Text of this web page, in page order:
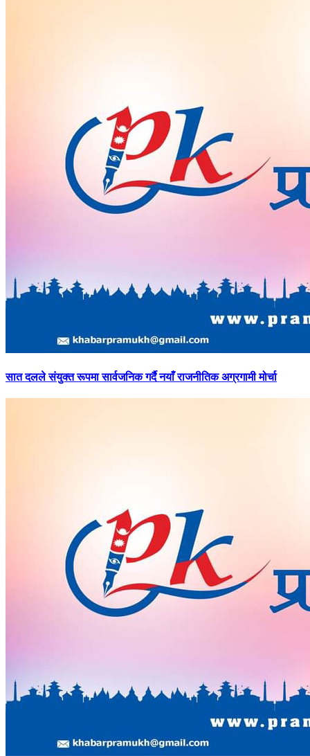
सातदलले संयुक्त रूपमा सार्वजनिक गर्दै नयाँ राजनीतिक अग्रगामी मोर्चा